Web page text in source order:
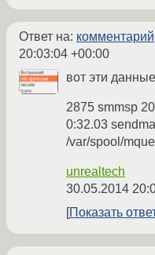
Ответ на: комментарий
20:03:04 +00:00
вот эти
2875 smmsp
0:32.03
/var/spool/
unrealtech
30.05.2014
Показать